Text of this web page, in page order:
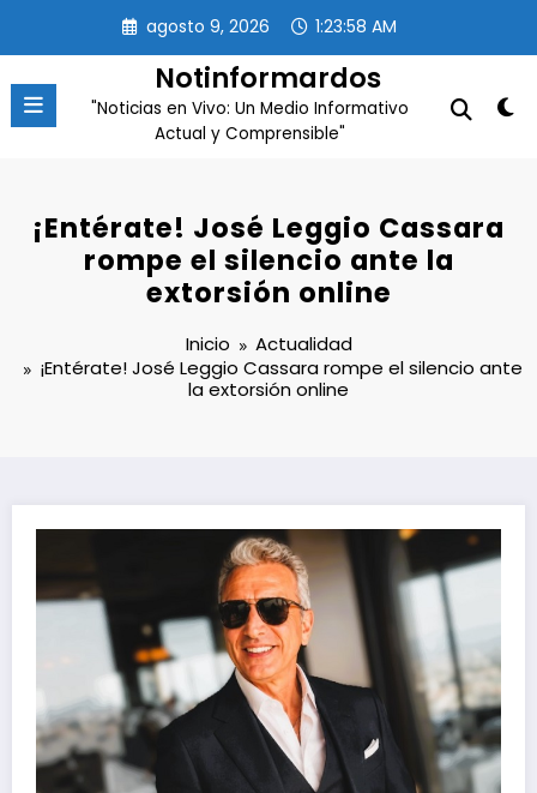
contenido
agosto 9, 2026 1:23:58 AM
Notinformardos
"Noticias en Vivo: Un Medio Informativo
Actual y Comprensible"
¡Entérate! José Leggio Cassara
rompe el silencio ante la
extorsión online
Inicio
Actualidad
¡Entérate! José Leggio Cassara rompe el silencio ante
la extorsión online